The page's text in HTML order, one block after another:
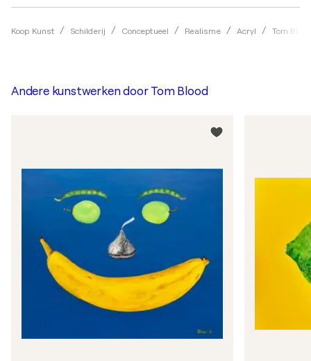
Koop Kunst Schilderij Conceptueel Realisme Acryl Tom Blood
Andere kunstwerken door Tom Blood